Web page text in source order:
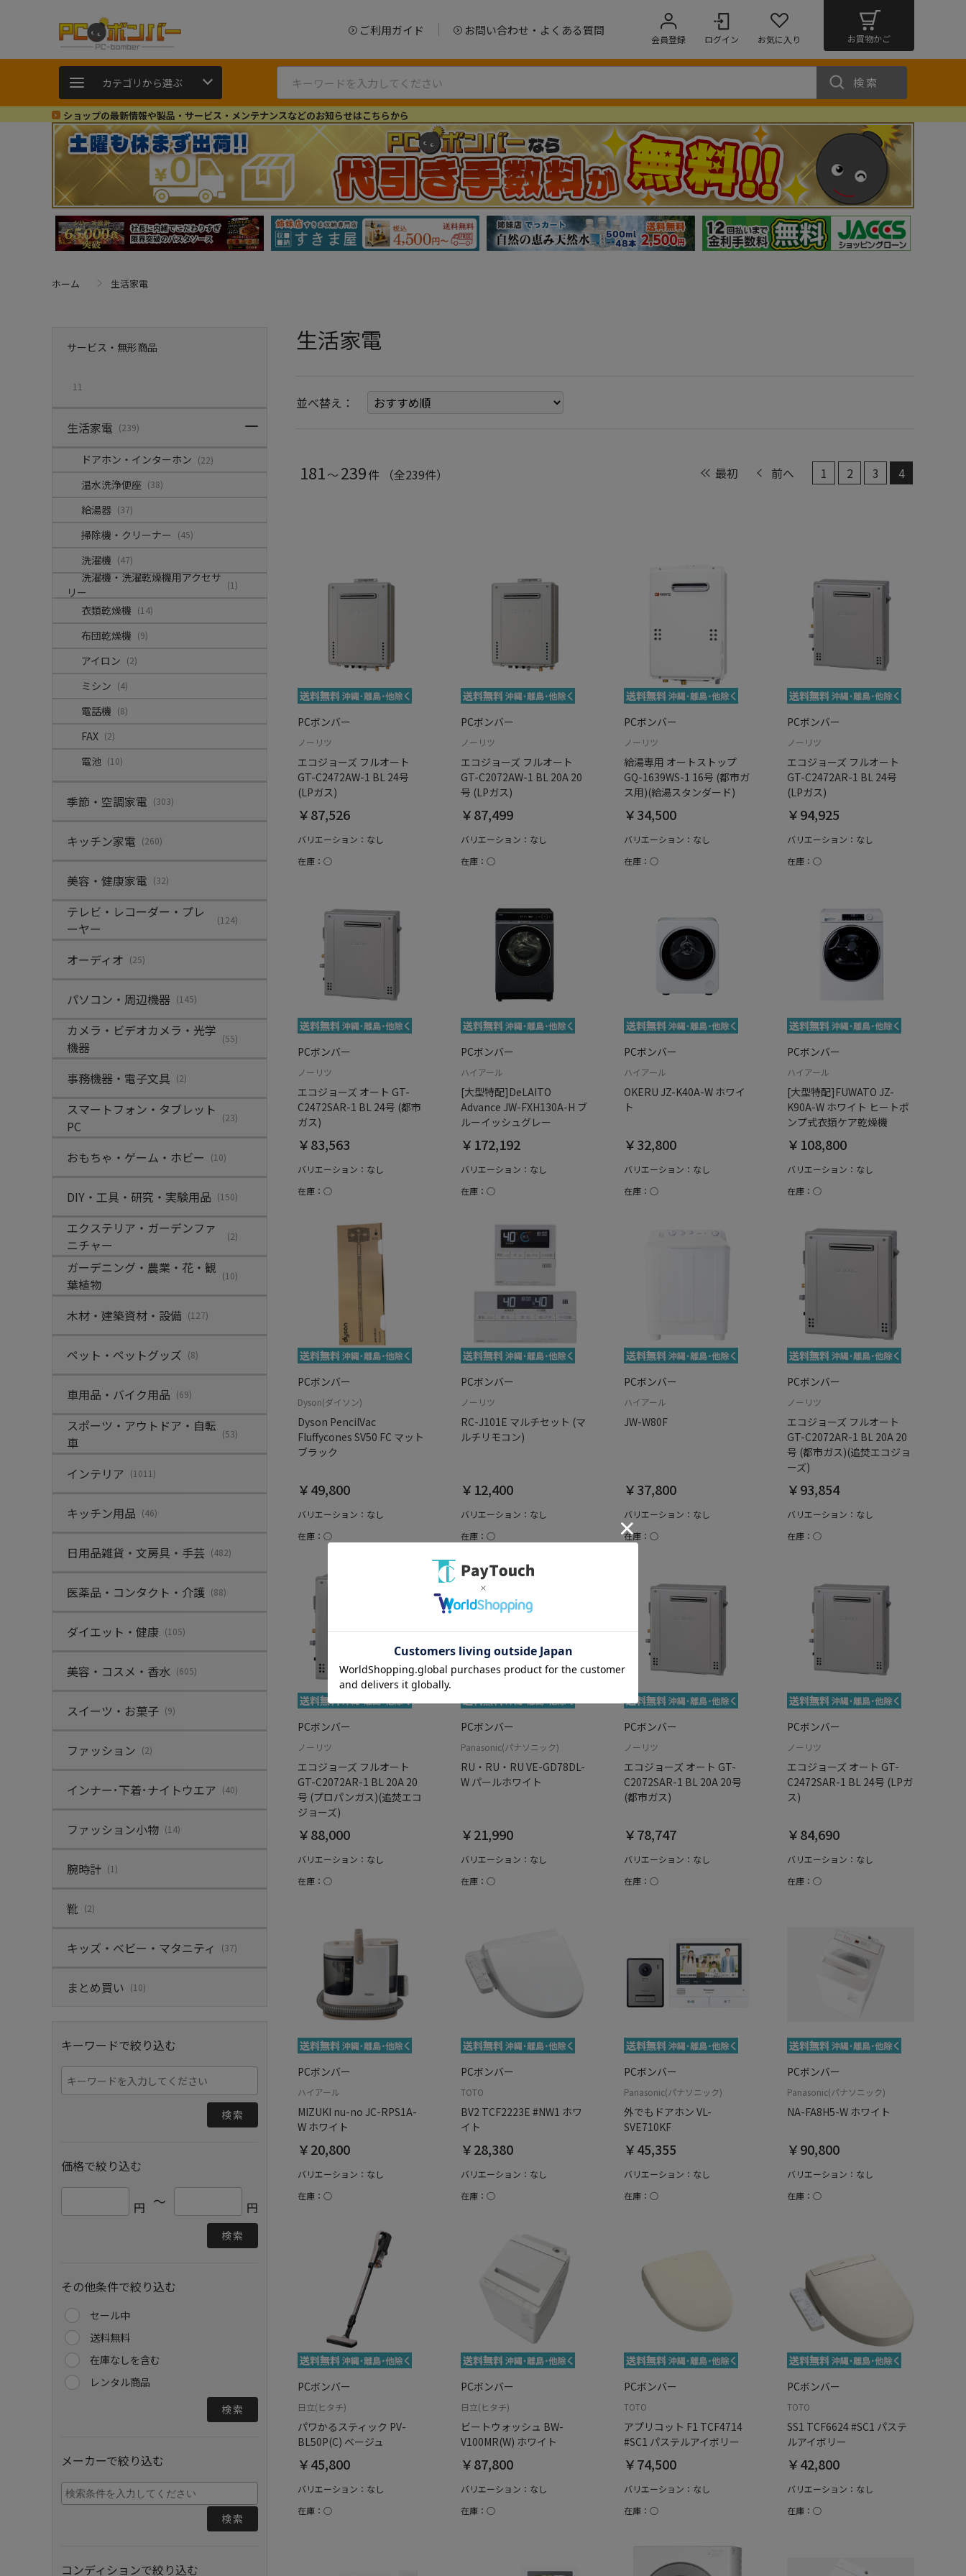
ご利用ガイド お問い合わせ・よくある質問
会員登録 ログイン お気に入り お買物かご
カテゴリから選ぶ 検索
ショップの最新情報や製品・サービス・メンテナンスなどのお知らせはこちらから
ホーム 生活家電
サービス・無形商品
11
生活家電 (239)
ドアホン・インターホン (22)
温水洗浄便座 (38)
給湯器 (37)
掃除機・クリーナー (45)
洗濯機 (47)
洗濯機・洗濯乾燥機用アクセサ
リー
(1)
衣類乾燥機 (14)
布団乾燥機 (9)
アイロン (2)
ミシン (4)
電話機 (8)
FAX (2)
電池 (10)
季節・空調家電 (303)
キッチン家電 (260)
美容・健康家電 (32)
テレビ・レコーダー・プレ
ーヤー
(124)
オーディオ (25)
パソコン・周辺機器 (145)
カメラ・ビデオカメラ・光学
機器
(55)
事務機器・電子文具 (2)
スマートフォン・タブレット
PC
(23)
おもちゃ・ゲーム・ホビー (10)
DIY・工具・研究・実験用品 (150)
エクステリア・ガーデンファ
ニチャー
(2)
ガーデニング・農業・花・観
葉植物
(10)
木材・建築資材・設備 (127)
ペット・ペットグッズ (8)
車用品・バイク用品 (69)
スポーツ・アウトドア・自転
車
(53)
インテリア (1011)
キッチン用品 (46)
日用品雑貨・文房具・手芸 (482)
医薬品・コンタクト・介護 (88)
ダイエット・健康 (105)
美容・コスメ・香水 (605)
スイーツ・お菓子 (9)
ファッション (2)
インナー･下着･ナイトウエア (40)
ファッション小物 (14)
腕時計 (1)
靴 (2)
キッズ・ベビー・マタニティ (37)
まとめ買い (10)
キーワードで絞り込む
検索
価格で絞り込む
円 ～ 円
検索
その他条件で絞り込む
セール中
送料無料
在庫なしを含む
レンタル商品
検索
メーカーで絞り込む
検索
コンディションで絞り込む
生活家電
並べ替え：
181～ 239件 （全239件） 最初 前へ 1 2 3 4
PCボンバー
ノーリツ
エコジョーズ フルオート
GT-C2472AW-1 BL 24号
(LPガス)
￥87,526
バリエーション：なし
在庫：○
PCボンバー
ノーリツ
エコジョーズ フルオート
GT-C2072AW-1 BL 20A 20
号 (LPガス)
￥87,499
バリエーション：なし
在庫：○
PCボンバー
ノーリツ
給湯専用 オートストップ
GQ-1639WS-1 16号 (都市ガ
ス用)(給湯スタンダード)
￥34,500
バリエーション：なし
在庫：○
PCボンバー
ノーリツ
エコジョーズ フルオート
GT-C2472AR-1 BL 24号
(LPガス)
￥94,925
バリエーション：なし
在庫：○
PCボンバー
ノーリツ
エコジョーズ オート GT-
C2472SAR-1 BL 24号 (都市
ガス)
￥83,563
バリエーション：なし
在庫：○
PCボンバー
ハイアール
[大型特配]DeLAITO
Advance JW-FXH130A-H ブ
ルーイッシュグレー
￥172,192
バリエーション：なし
在庫：○
PCボンバー
ハイアール
OKERU JZ-K40A-W ホワイ
ト
￥32,800
バリエーション：なし
在庫：○
PCボンバー
ハイアール
[大型特配]FUWATO JZ-
K90A-W ホワイト ヒートポ
ンプ式衣類ケア乾燥機
￥108,800
バリエーション：なし
在庫：○
PCボンバー
Dyson(ダイソン)
Dyson PencilVac
Fluffycones SV50 FC マット
ブラック
￥49,800
バリエーション：なし
在庫：○
PCボンバー
ノーリツ
RC-J101E マルチセット (マ
ルチリモコン)
￥12,400
バリエーション：なし
在庫：○
PCボンバー
ハイアール
JW-W80F
￥37,800
バリエーション：なし
在庫：○
PCボンバー
ノーリツ
エコジョーズ フルオート
GT-C2072AR-1 BL 20A 20
号 (都市ガス)(追焚エコジョ
ーズ)
￥93,854
バリエーション：なし
在庫：○
PCボンバー
ノーリツ
エコジョーズ フルオート
GT-C2072AR-1 BL 20A 20
号 (プロパンガス)(追焚エコ
ジョーズ)
￥88,000
バリエーション：なし
在庫：○
PCボンバー
Panasonic(パナソニック)
RU・RU・RU VE-GD78DL-
W パールホワイト
￥21,990
バリエーション：なし
在庫：○
PCボンバー
ノーリツ
エコジョーズ オート GT-
C2072SAR-1 BL 20A 20号
(都市ガス)
￥78,747
バリエーション：なし
在庫：○
PCボンバー
ノーリツ
エコジョーズ オート GT-
C2472SAR-1 BL 24号 (LPガ
ス)
￥84,690
バリエーション：なし
在庫：○
PCボンバー
ハイアール
MIZUKI nu-no JC-RPS1A-
W ホワイト
￥20,800
バリエーション：なし
在庫：○
PCボンバー
TOTO
BV2 TCF2223E #NW1 ホワ
イト
￥28,380
バリエーション：なし
在庫：○
PCボンバー
Panasonic(パナソニック)
外でもドアホン VL-
SVE710KF
￥45,355
バリエーション：なし
在庫：○
PCボンバー
Panasonic(パナソニック)
NA-FA8H5-W ホワイト
￥90,800
バリエーション：なし
在庫：○
PCボンバー
日立(ヒタチ)
パワかるスティック PV-
BL50P(C) ベージュ
￥45,800
バリエーション：なし
在庫：○
PCボンバー
日立(ヒタチ)
ビートウォッシュ BW-
V100MR(W) ホワイト
￥87,800
バリエーション：なし
在庫：○
PCボンバー
TOTO
アプリコット F1 TCF4714
#SC1 パステルアイボリー
￥74,500
バリエーション：なし
在庫：○
PCボンバー
TOTO
SS1 TCF6624 #SC1 パステ
ルアイボリー
￥42,800
バリエーション：なし
在庫：○